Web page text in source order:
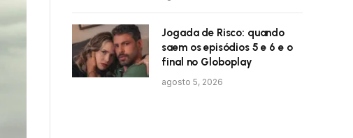
Jogada de Risco: quando
saem os episódios 5 e 6 e o
final no Globoplay
agosto 5, 2026